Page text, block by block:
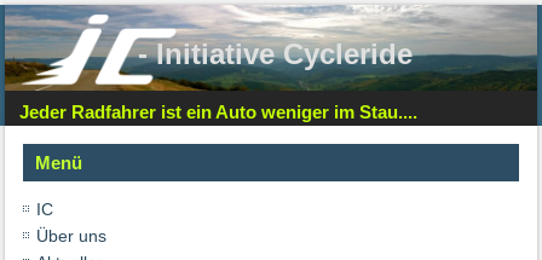
- Initiative Cycleride
Jeder Radfahrer ist ein Auto weniger im Stau....
Menü
IC
Über uns